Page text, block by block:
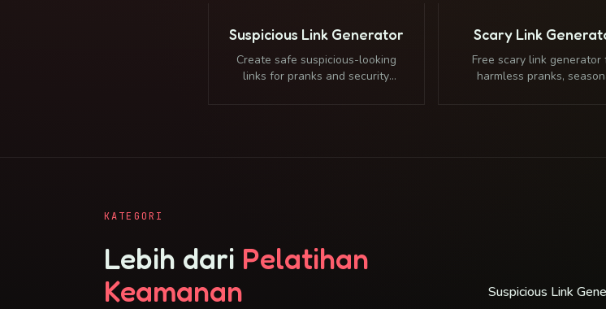
Suspicious Link Generator
Create safe suspicious-looking
links for pranks and security
Scary Link
Free scary link generator
harmless pranks,
KATEGORI
Lebih dari Pelatihan
Keamanan
Suspicious Link